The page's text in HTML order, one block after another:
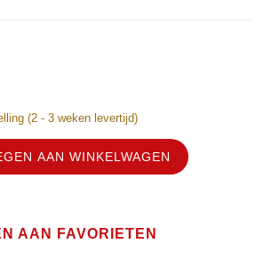
(2 - 3 weken levertijd)
AAN WINKELWAGEN
AAN FAVORIETEN